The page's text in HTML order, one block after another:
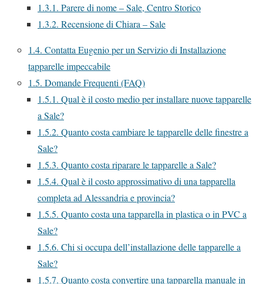
1.3.1. Parere di nome – Sale, Centro Storico
1.3.2. Recensione di Chiara – Sale
1.4. Contatta Eugenio per un Servizio di Installazione
tapparelle impeccabile
1.5. Domande Frequenti (FAQ)
1.5.1. Qual è il costo medio per installare nuove tapparelle
a Sale?
1.5.2. Quanto costa cambiare le tapparelle delle finestre a
Sale?
1.5.3. Quanto costa riparare le tapparelle a Sale?
1.5.4. Qual è il costo approssimativo di una tapparella
completa ad Alessandria e provincia?
1.5.5. Quanto costa una tapparella in plastica o in PVC a
Sale?
1.5.6. Chi si occupa dell’installazione delle tapparelle a
Sale?
1.5.7. Quanto costa convertire una tapparella manuale in